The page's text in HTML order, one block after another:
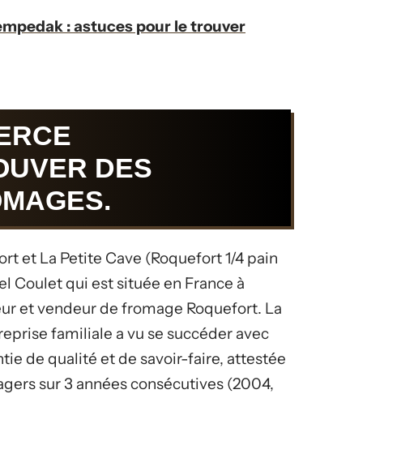
: astuces pour le trouver
DES
et La Petite Cave (Roquefort 1/4 pain
Coulet qui est située en France à
et vendeur de fromage Roquefort. La
familiale a vu se succéder avec
de qualité et de savoir-faire, attestée
sur 3 années consécutives (2004,